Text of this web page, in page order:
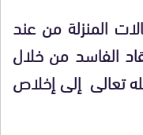
المنزلة من عند
الفاسد من خلال
تعالى إلى إخلاص